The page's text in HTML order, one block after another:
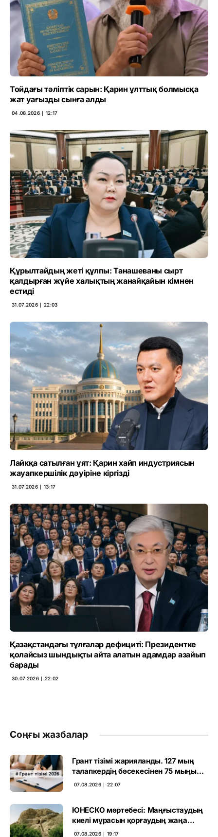
Тойдағы тәліптік сарын: Қарин ұлттық болмысқа
жат уағызды сынға алды
04.08.2026 ∣ 12:17
Құрылтайдың жеті құлпы: Танашеваны сырт
қалдырған жүйе халықтың жанайқайын кімнен
естиді
31.07.2026 ∣ 22:03
Лайкқа сатылған ұят: Қарин хайп индустриясын
жауапкершілік дәуіріне кіргізді
31.07.2026 ∣ 13:17
Қазақстандағы тұлғалар дефициті: Президентке
қолайсыз шындықты айта алатын адамдар азайып
барады
30.07.2026 ∣ 22:02
Соңғы жазбалар
Грант тізімі жарияланды. 127 мың
талапкердің бәсекесінен 75 мыңы
өтті
07.08.2026 ∣ 22:07
ЮНЕСКО мәртебесі: Маңғыстаудың
киелі мұрасын қорғаудың жаңа
кезеңі басталды
07.08.2026 ∣ 19:17